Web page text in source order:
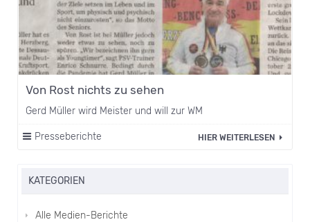
Von Rost nichts zu sehen
Gerd Müller wird Meister und will zur WM
Presseberichte HIER WEITERLESEN
KATEGORIEN
Alle Medien-Berichte